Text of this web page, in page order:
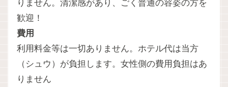
りません。清潔感があり、ごく普通の容姿の方を
歓迎！
費用
利用料金等は一切ありません。ホテル代は当方
（シュウ）が負担します。女性側の費用負担はあ
りません